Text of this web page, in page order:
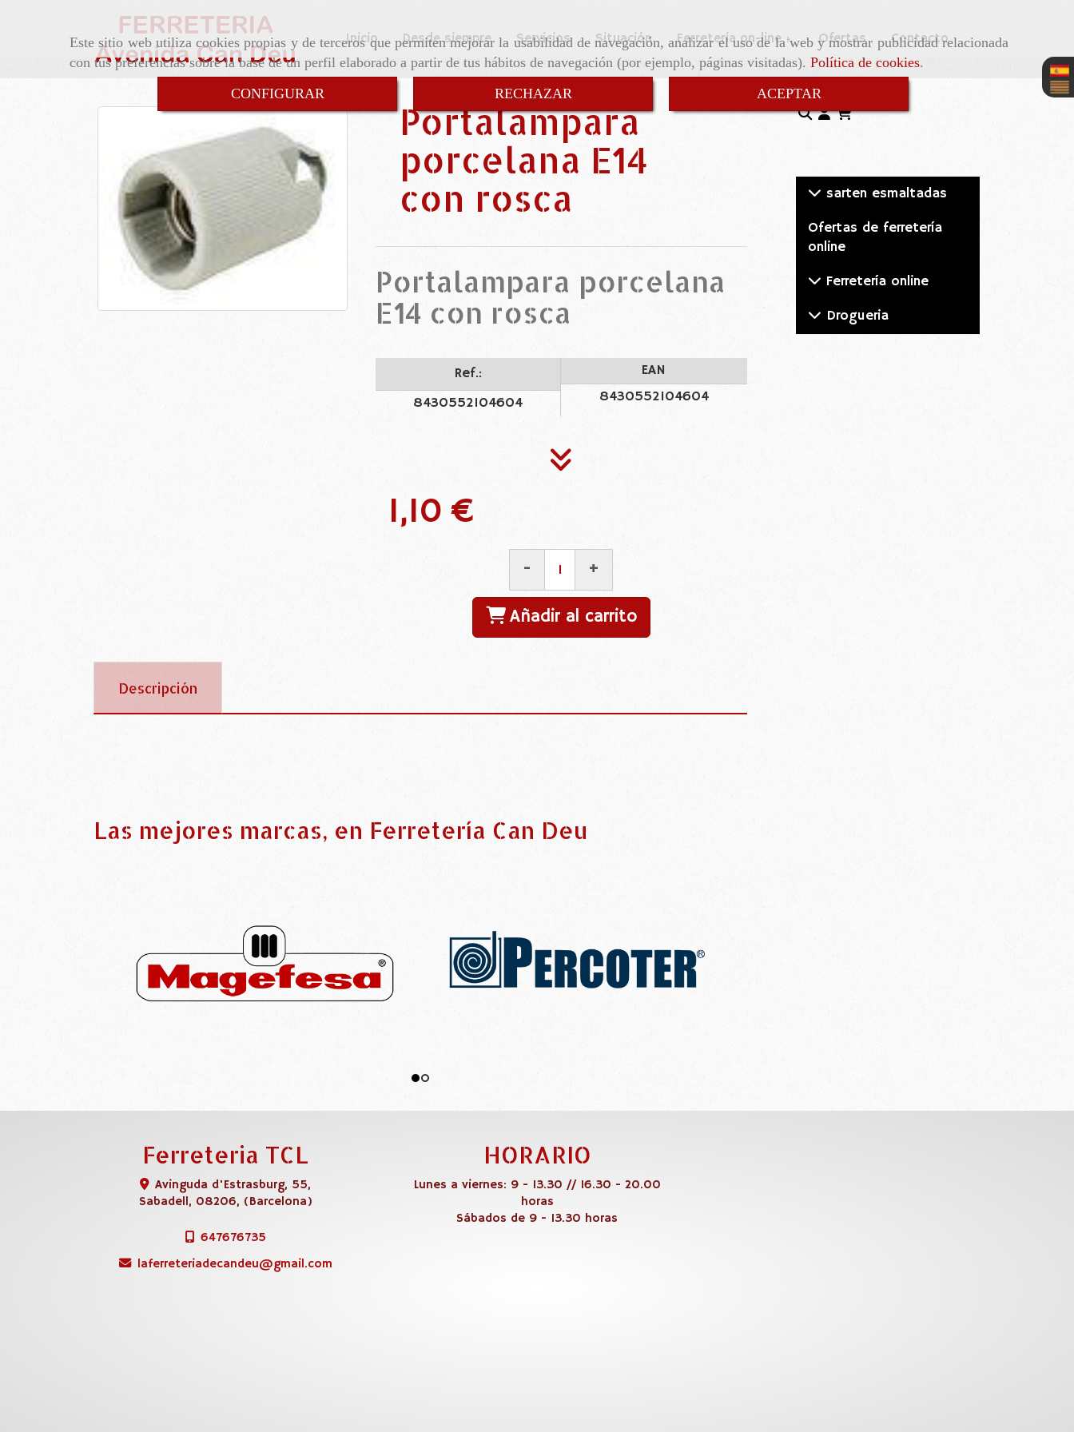
Este sitio web utiliza cookies propias y de terceros que permiten mejorar la usabilidad de navegación, analizar el uso de la web y mostrar publicidad relacionada
con tus preferencias sobre la base de un perfil elaborado a partir de tus hábitos de navegación (por ejemplo, páginas visitadas). Política de cookies.
CONFIGURAR
RECHAZAR ACEPTAR
Inicio Desde siempre Servicios Situación Ferretería on-line Ofertas Contacto
Portalampara
porcelana E14
con rosca
Portalampara porcelana
E14 con rosca
Ref.:
8430552104604
EAN
8430552104604
1,10 €
- +
Añadir al carrito
Descripción
Las mejores marcas, en Ferretería Can Deu
sarten esmaltadas
Ofertas de ferretería
online
Ferretería online
Drogueria
Ferreteria TCL
Avinguda d'Estrasburg, 55,
Sabadell, 08206, (Barcelona)
647676735
laferreteriadecandeu
gmail.com
HORARIO
Lunes a viernes: 9 - 13.30 // 16.30 - 20.00
horas
Sábados de 9 - 13.30 horas